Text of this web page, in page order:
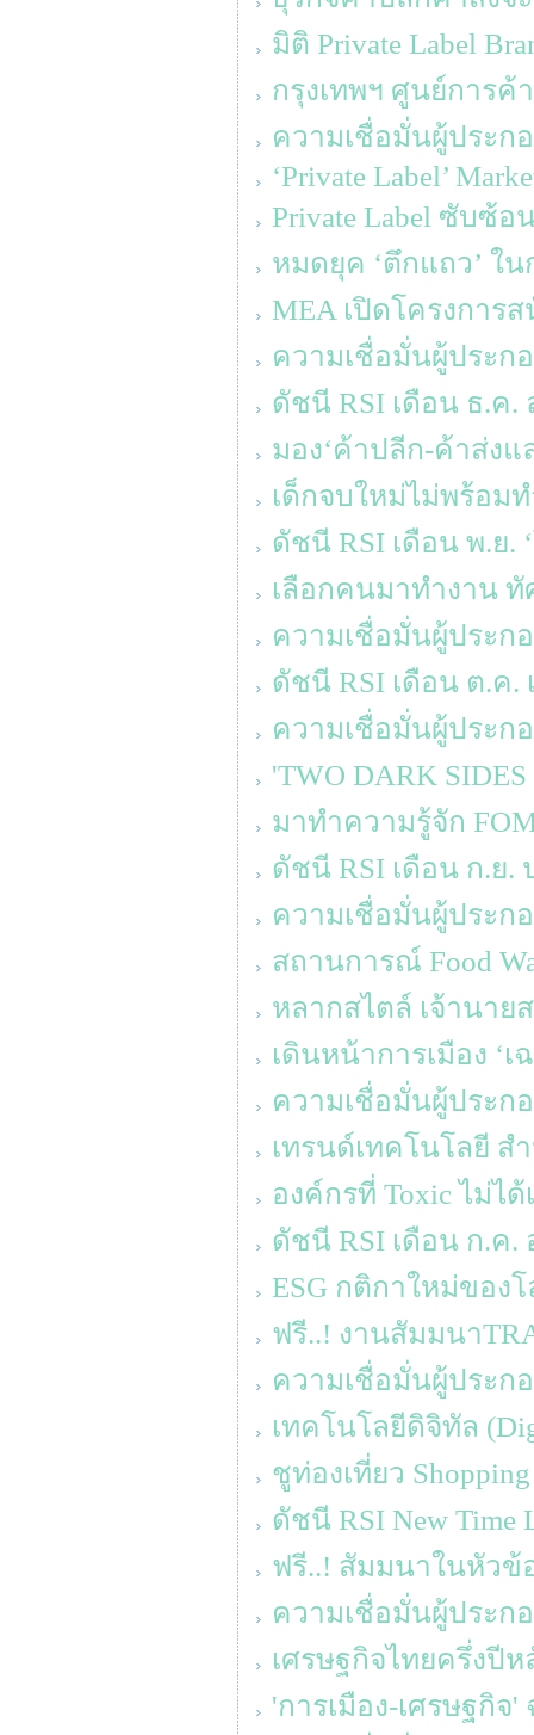
มิติ Private Label
กรุงเทพฯ ศูนย์การค้
ความเชื่อมั่นผู้ประก
‘Private Label’
Private Label ซับซ้
หมดยุค ‘ตึกแถว’ ใ
MEA เปิดโครงการส
ความเชื่อมั่นผู้ประก
ดัชนี RSI เดือน ธ.ค.
มอง‘ค้าปลีก-ค้าส่งแ
เด็กจบใหม่ไม่พร้อม
ดัชนี RSI เดือน พ.ย.
เลือกคนมาทำงาน
ความเชื่อมั่นผู้ประก
ดัชนี RSI เดือน ต.ค.
ความเชื่อมั่นผู้ประก
'TWO DARK
มาทำความรู้จัก
ดัชนี RSI เดือน ก.ย.
ความเชื่อมั่นผู้ประก
สถานการณ์ Food
หลากสไตล์ เจ้านาย
เดินหน้าการเมือง ‘เ
ความเชื่อมั่นผู้ประก
เทรนด์เทคโนโลยี ส
องค์กรที่ Toxic ไม่ไ
ดัชนี RSI เดือน ก.ค.
ESG กติกาใหม่ของ
ฟรี..! งานสัมมนา
ความเชื่อมั่นผู้ประก
เทคโนโลยีดิจิทัล
ชูท่องเที่ยว
ดัชนี RSI New
ฟรี..! สัมมนาในหัวข้อ
ความเชื่อมั่นผู้ประก
เศรษฐกิจไทยครึ่งปี
'การเมือง-เศรษฐกิ